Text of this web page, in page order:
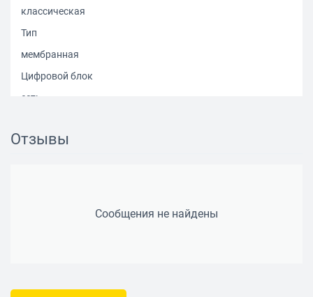
классическая
Тип
мембранная
Цифровой блок
есть
да
Отзывы
Сообщения не найдены